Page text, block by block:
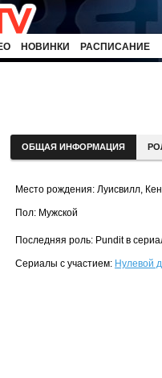
НОВИНКИ РАСПИСАНИЕ
ОБЩАЯ ИНФОРМАЦИЯ
Место рождения: Луисвилл,
Пол: Мужской
Последняя роль: Pundit в
Сериалы с участием: Нулевой